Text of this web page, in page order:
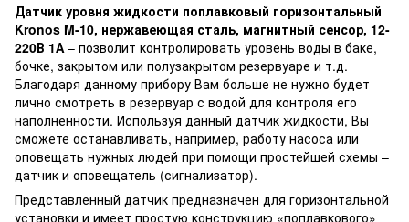
Датчик уровня жидкости поплавковый горизонтальный
Kronos M-10, нержавеющая сталь, магнитный сенсор, 12-
220В 1А – позволит контролировать уровень воды в баке,
бочке, закрытом или полузакрытом резервуаре и т.д.
Благодаря данному прибору Вам больше не нужно будет
лично смотреть в резервуар с водой для контроля его
наполненности. Используя данный датчик жидкости, Вы
сможете останавливать, например, работу насоса или
оповещать нужных людей при помощи простейшей схемы –
датчик и оповещатель (сигнализатор).
Представленный датчик предназначен для горизонтальной
установки и имеет простую конструкцию «поплавкового»